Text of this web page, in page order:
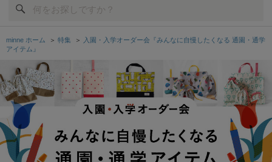
minne ホーム ＞ 特集 ＞
入園・入学オーダー会『みんなに自慢したくなる 通園・通学
アイテム』